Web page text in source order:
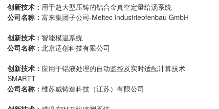
创新技术： 用于超大型压铸的铝合金真空定量给汤系统
公司名称： 富来集团子公司-Meltec Industrieofenbau GmbH
创新技术： 智能模温系统
公司名称： 北京适创科技有限公司
创新技术： 应用于铝液处理的自动监控及实时适配计算技术
SMARTT
公司名称： 维苏威铸造科技（江苏）有限公司